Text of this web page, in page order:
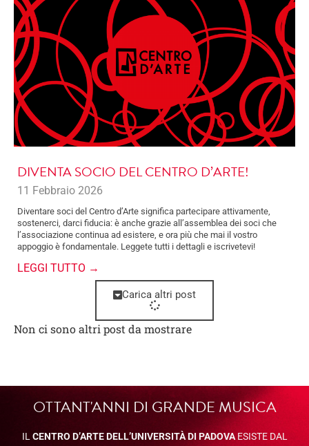
DIVENTA SOCIO DEL CENTRO D’ARTE!
11 Febbraio 2026
Diventare soci del Centro d’Arte significa partecipare attivamente,
sostenerci, darci fiducia: è anche grazie all’assemblea dei soci che
l’associazione continua ad esistere, e ora più che mai il vostro
appoggio è fondamentale. Leggete tutti i dettagli e iscrivetevi!
LEGGI TUTTO →
Carica altri post
Non ci sono altri post da mostrare
OTTANT'ANNI DI GRANDE MUSICA
ILCENTRO D’ARTE DELL’UNIVERSITÀ DI PADOVAESISTE DAL